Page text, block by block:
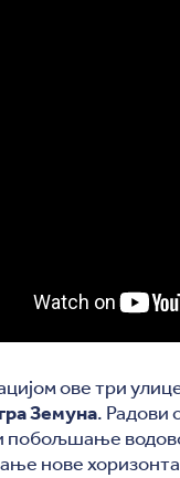
ове три
Земуна. Радови
побољшање
нове